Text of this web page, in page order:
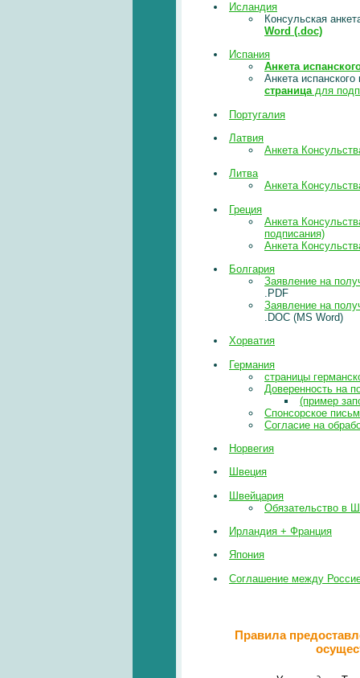
Исландия
Консульская
Word (.doc)
Испания
Анкета
Анкета
страницадля
Португалия
Латвия
Анкета
Литва
Анкета
Греция
Анкета
подписания)
Анкета
Болгария
Заявление на
.PDF
Заявление на
.DOC (MS Word)
Хорватия
Германия
страницы
Доверенность на
(пример
Спонсорское
Согласие на
Норвегия
Швеция
Швейцария
Обязательство в
Ирландия + Франция
Япония
Соглашение между
Правила